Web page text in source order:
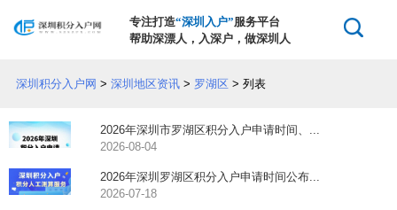
专注打造“深圳入户”服务平台
帮助深漂人，入深户，做深圳人
深圳积分入户网 > 深圳地区资讯> 罗湖区 > 列表
2026年深圳市罗湖区积分入户申请时间、...
2026-08-04
2026年深圳罗湖区积分入户申请时间公布...
2026-07-18